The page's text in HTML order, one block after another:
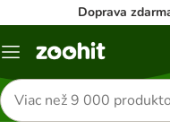
Doprava
Kategórie
Hľadať
produkty